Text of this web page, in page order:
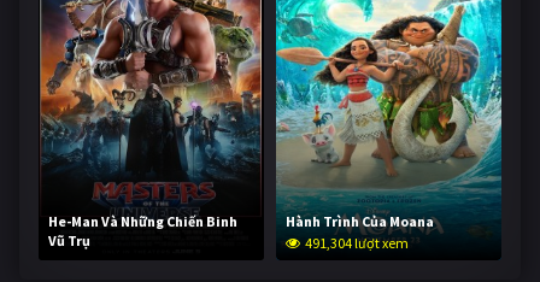
He-Man Và Những Chiến Binh
Vũ Trụ
240,154 lượt xem
Hành Trình Của Moana
491,304 lượt xem